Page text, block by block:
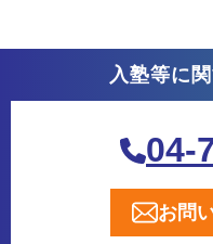
入塾等に
04-
お問